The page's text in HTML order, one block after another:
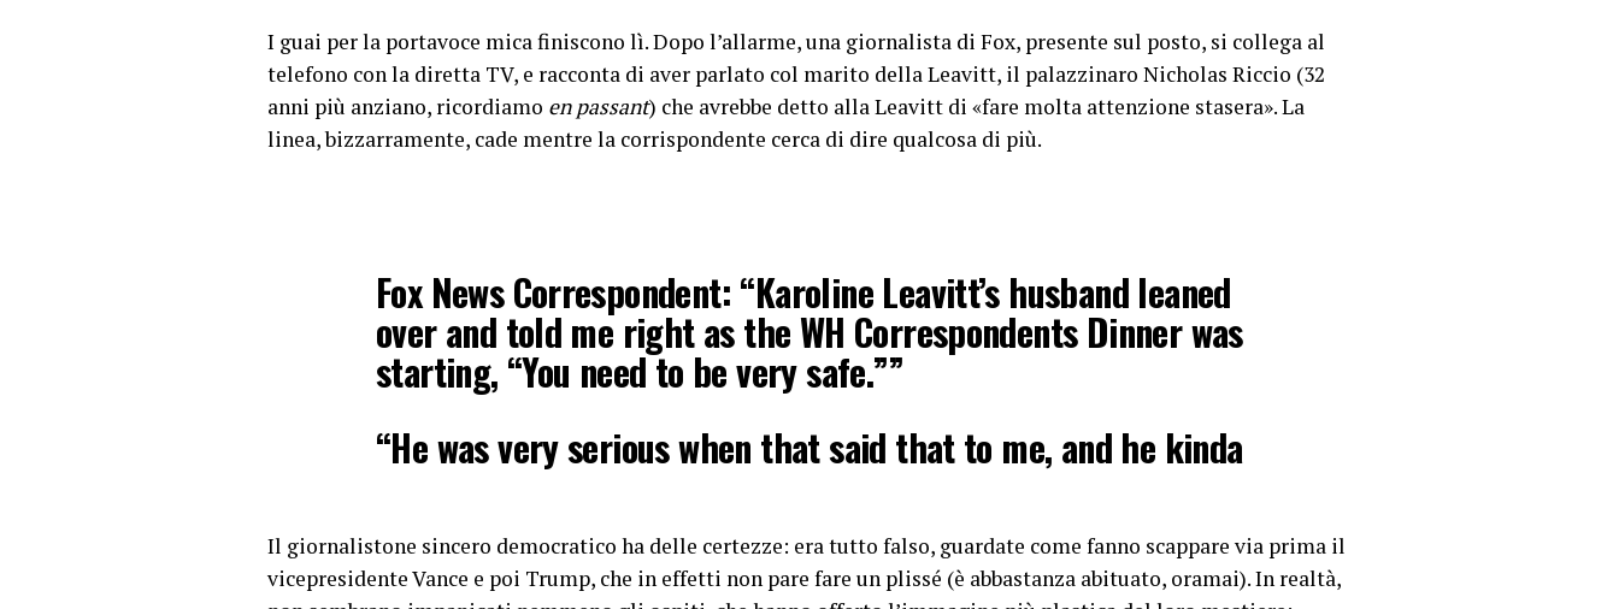
I guai per la portavoce mica finiscono lì. Dopo l’allarme, una giornalista di Fox, presente sul posto, si collega al
telefono con la diretta TV, e racconta di aver parlato col marito della Leavitt, il palazzinaro Nicholas Riccio (32
anni più anziano, ricordiamo en passant) che avrebbe detto alla Leavitt di «fare molta attenzione stasera». La
linea, bizzarramente, cade mentre la corrispondente cerca di dire qualcosa di più.
Fox News Correspondent: “Karoline Leavitt’s husband leaned
over and told me right as the WH Correspondents Dinner was
starting, “You need to be very safe.””
“He was very serious when that said that to me, and he kinda
looked around the room and said, ‘There are some–'”
*Call…https://t.co/bxwGvWdcA0
Il giornalistone sincero democratico ha delle certezze: era tutto falso, guardate come fanno scappare via prima il
vicepresidente Vance e poi Trump, che in effetti non pare fare un plissé (è abbastanza abituato, oramai). In realtà,